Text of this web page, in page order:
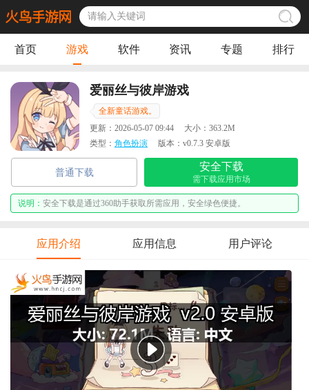
首页 游戏 软件 资讯 专题 排行
爱丽丝与彼岸游戏
全新童话游戏。
更新： 2026-05-07 09:44 大小： 363.2M
类型： 角色扮演 版本： v0.7.3 安卓版
普通下载
安全下载
需下载应用市场
说明： 安全下载是通过360助手获取所需应用，安全绿色便捷。
应用介绍 应用信息 用户评论